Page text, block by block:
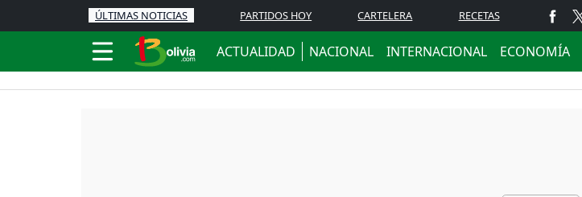
ÚLTIMAS NOTICIAS PARTIDOS HOY CARTELERA RECETAS
ACTUALIDAD NACIONAL INTERNACIONAL ECONOMÍA